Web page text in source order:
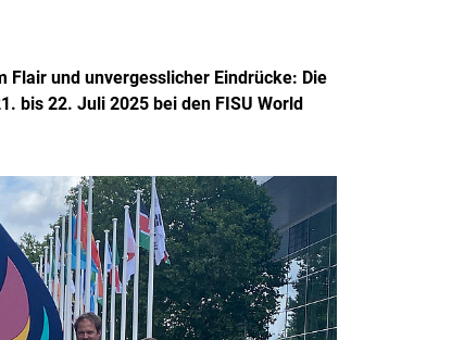
und unvergesslicher Eindrücke: Die
bis 22. Juli 2025 bei den FISU World